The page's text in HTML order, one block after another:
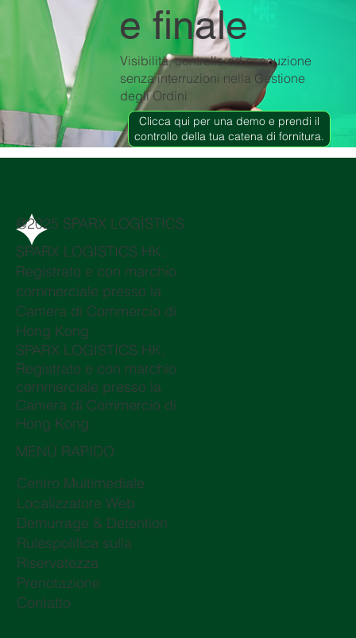
e finale
Visibilità, controllo ed esecuzione
senza interruzioni nella Gestione
degli Ordini
Clicca qui per una demo e prendi il
controllo della tua catena di fornitura.
@2025 SPARX LOGISTICS
SPARX LOGISTICS HK,
Registrato e con marchio
commerciale presso la
Camera di Commercio di
Hong Kong
SPARX LOGISTICS HK,
Registrato e con marchio
commerciale presso la
Camera di Commercio di
Hong Kong
MENÙ RAPIDO
Centro Multimediale
Localizzatore Web
Demurrage & Detention
Rulespolitica sulla
Riservatezza
Prenotazione
Contatto